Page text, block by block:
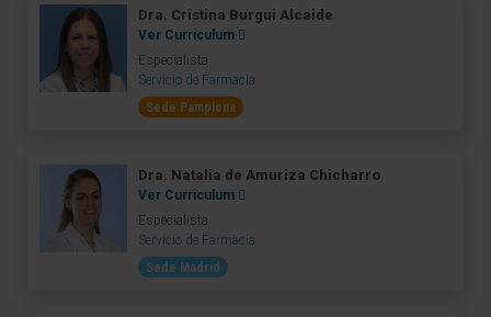
Dra. Cristina Burgui Alcaide
Ver Curriculum
Especialista
Servicio de Farmacia
Sede Pamplona
Dra. Natalia de Amuriza Chicharro
Ver Curriculum
Especialista
Servicio de Farmacia
Sede Madrid